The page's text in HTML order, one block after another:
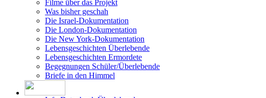
Was bisher geschah
Die Israel-Dokumentation
Die London-Dokumentation
Die New York-Dokumentation
Lebensgeschichten Überlebende
Lebensgeschichten Ermordete
Begegnungen Schüler/Überlebende
Briefe in den Himmel